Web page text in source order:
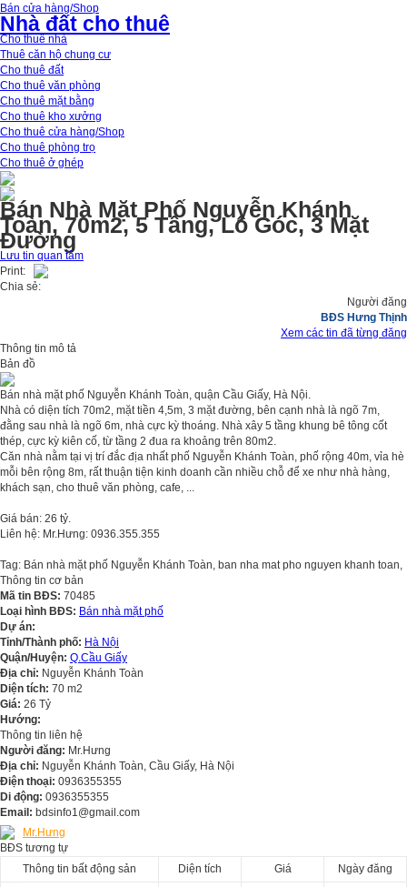
Bán cửa hàng/Shop
Nhà đất cho thuê
Cho thuê nhà
Thuê căn hộ chung cư
Cho thuê đất
Cho thuê văn phòng
Cho thuê mặt bằng
Cho thuê kho xưởng
Cho thuê cửa hàng/Shop
Cho thuê phòng trọ
Cho thuê ở ghép
Bán Nhà Mặt Phố Nguyễn Khánh
Toàn, 70m2, 5 Tầng, Lô Góc, 3 Mặt
Đường
Lưu tin quan tâm
Print:
Chia sẻ:
Người đăng
BĐS Hưng Thịnh
Xem các tin đã từng đăng
Thông tin mô tả
Bản đồ
Bán nhà mặt phố Nguyễn Khánh Toàn, quận Cầu Giấy, Hà Nội.
Nhà có diện tích 70m2, mặt tiền 4,5m, 3 mặt đường, bên cạnh nhà là ngõ 7m,
đằng sau nhà là ngõ 6m, nhà cực kỳ thoáng. Nhà xây 5 tầng khung bê tông cốt
thép, cực kỳ kiên cố, từ tầng 2 đua ra khoảng trên 80m2.
Căn nhà nằm tại vị trí đắc địa nhất phố Nguyễn Khánh Toàn, phố rộng 40m, vỉa hè
mỗi bên rộng 8m, rất thuận tiện kinh doanh cần nhiều chỗ để xe như nhà hàng,
khách sạn, cho thuê văn phòng, cafe, ...
Giá bán: 26 tỷ.
Liên hệ: Mr.Hưng: 0936.355.355
Tag: Bán nhà mặt phố Nguyễn Khánh Toàn, ban nha mat pho nguyen khanh toan,
Thông tin cơ bản
Mã tin BĐS: 70485
Loại hình BĐS: Bán nhà mặt phố
Dự án:
Tỉnh/Thành phố: Hà Nội
Quận/Huyện: Q.Cầu Giấy
Địa chỉ: Nguyễn Khánh Toàn
Diện tích: 70 m2
Giá: 26 Tỷ
Hướng:
Thông tin liên hệ
Người đăng: Mr.Hưng
Địa chỉ: Nguyễn Khánh Toàn, Cầu Giấy, Hà Nội
Điện thoại: 0936355355
Di động: 0936355355
Email: bdsinfo1@gmail.com
Mr.Hưng
BĐS tương tự
Thông tin bất động sản
Diện tích Giá Ngày đăng